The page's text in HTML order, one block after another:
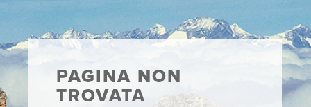
PAGINA NON
TROVATA